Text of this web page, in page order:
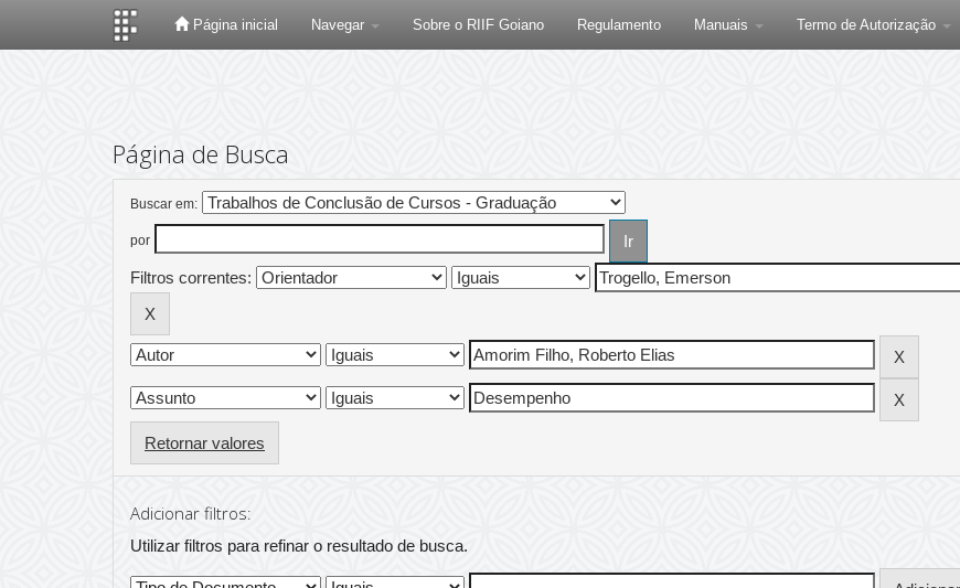
Página inicial Navegar Sobre o RIIF Goiano Regulamento Manuais Termo de Autorização
Página de Busca
Buscar em:
por
Filtros correntes:
Retornar valores
Adicionar filtros:
Utilizar filtros para refinar o resultado de busca.